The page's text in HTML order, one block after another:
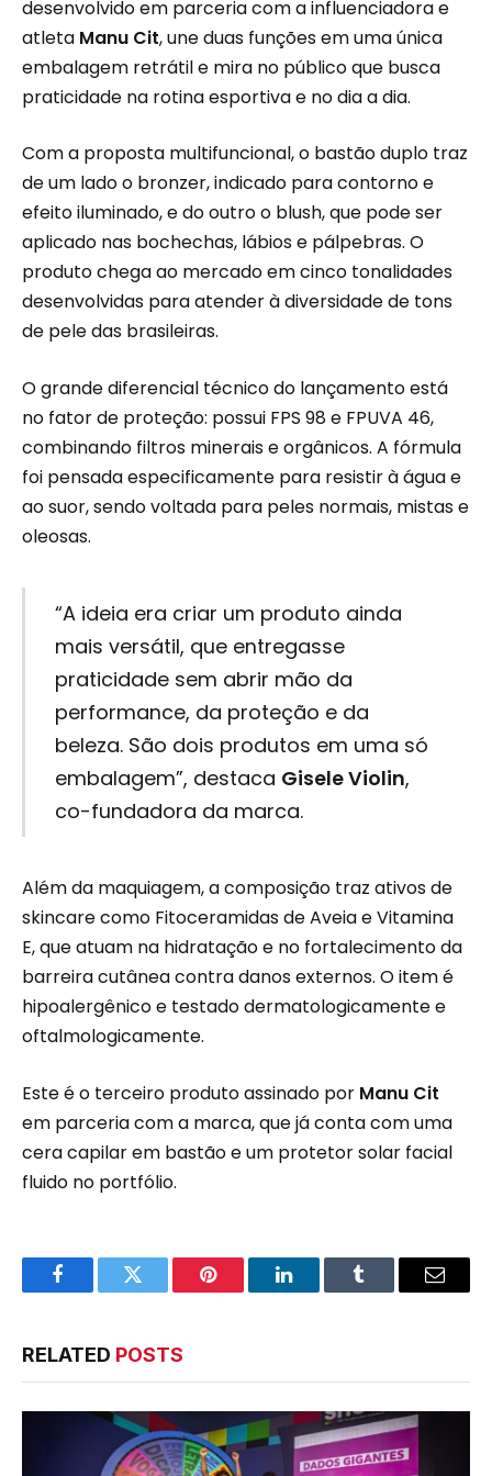
desenvolvido em parceria com a influenciadora e
atleta Manu Cit, une duas funções em uma única
embalagem retrátil e mira no público que busca
praticidade na rotina esportiva e no dia a dia.
Com a proposta multifuncional, o bastão duplo traz
de um lado o bronzer, indicado para contorno e
efeito iluminado, e do outro o blush, que pode ser
aplicado nas bochechas, lábios e pálpebras. O
produto chega ao mercado em cinco tonalidades
desenvolvidas para atender à diversidade de tons
de pele das brasileiras.
O grande diferencial técnico do lançamento está
no fator de proteção: possui FPS 98 e FPUVA 46,
combinando filtros minerais e orgânicos. A fórmula
foi pensada especificamente para resistir à água e
ao suor, sendo voltada para peles normais, mistas e
oleosas.
“A ideia era criar um produto ainda
mais versátil, que entregasse
praticidade sem abrir mão da
performance, da proteção e da
beleza. São dois produtos em uma só
embalagem”, destaca Gisele Violin,
co-fundadora da marca.
Além da maquiagem, a composição traz ativos de
skincare como Fitoceramidas de Aveia e Vitamina
E, que atuam na hidratação e no fortalecimento da
barreira cutânea contra danos externos. O item é
hipoalergênico e testado dermatologicamente e
oftalmologicamente.
Este é o terceiro produto assinado por Manu Cit
em parceria com a marca, que já conta com uma
cera capilar em bastão e um protetor solar facial
fluido no portfólio.
FacebookTwitter Pinterest LinkedInTumblr Email
RELATED POSTS